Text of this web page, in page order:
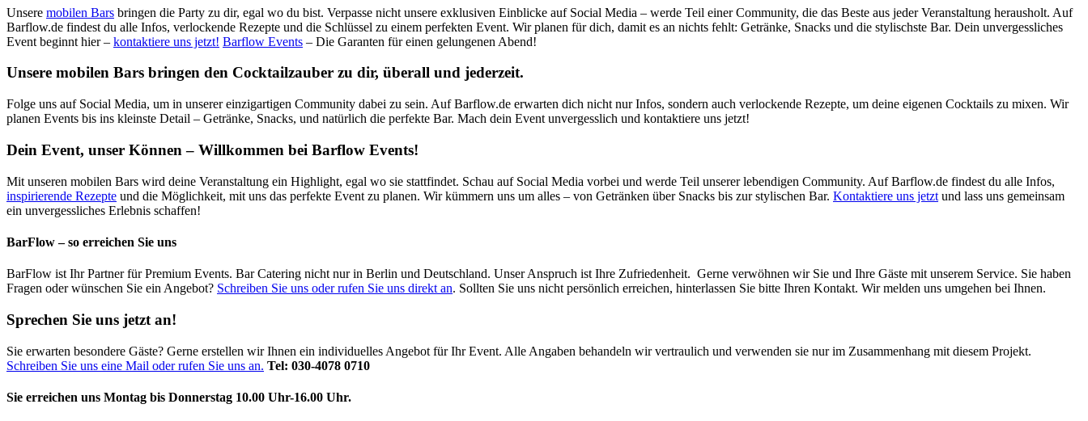
Unsere mobilen Bars bringen die Party zu dir, egal wo du bist. Verpasse nicht unsere exklusiven Einblicke auf Social Media – werde Teil einer Community, die das Beste aus jeder Veranstaltung herausholt. Auf
Barflow.de findest du alle Infos, verlockende Rezepte und die Schlüssel zu einem perfekten Event. Wir planen für dich, damit es an nichts fehlt: Getränke, Snacks und die stylischste Bar. Dein unvergessliches
Event beginnt hier – kontaktiere uns jetzt! Barflow Events – Die Garanten für einen gelungenen Abend!
Unsere mobilen Bars bringen den Cocktailzauber zu dir, überall und jederzeit.
Folge uns auf Social Media, um in unserer einzigartigen Community dabei zu sein. Auf Barflow.de erwarten dich nicht nur Infos, sondern auch verlockende Rezepte, um deine eigenen Cocktails zu mixen. Wir
planen Events bis ins kleinste Detail – Getränke, Snacks, und natürlich die perfekte Bar. Mach dein Event unvergesslich und kontaktiere uns jetzt!
Dein Event, unser Können – Willkommen bei Barflow Events!
Mit unseren mobilen Bars wird deine Veranstaltung ein Highlight, egal wo sie stattfindet. Schau auf Social Media vorbei und werde Teil unserer lebendigen Community. Auf Barflow.de findest du alle Infos,
inspirierende Rezepte und die Möglichkeit, mit uns das perfekte Event zu planen. Wir kümmern uns um alles – von Getränken über Snacks bis zur stylischen Bar. Kontaktiere uns jetzt und lass uns gemeinsam
ein unvergessliches Erlebnis schaffen!
BarFlow – so erreichen Sie uns
BarFlow ist Ihr Partner für Premium Events. Bar Catering nicht nur in Berlin und Deutschland. Unser Anspruch ist Ihre Zufriedenheit. Gerne verwöhnen wir Sie und Ihre Gäste mit unserem Service. Sie haben
Fragen oder wünschen Sie ein Angebot? Schreiben Sie uns oder rufen Sie uns direkt an. Sollten Sie uns nicht persönlich erreichen, hinterlassen Sie bitte Ihren Kontakt. Wir melden uns umgehen bei Ihnen.
Sprechen Sie uns jetzt an!
Sie erwarten besondere Gäste? Gerne erstellen wir Ihnen ein individuelles Angebot für Ihr Event. Alle Angaben behandeln wir vertraulich und verwenden sie nur im Zusammenhang mit diesem Projekt.
Schreiben Sie uns eine Mail oder rufen Sie uns an. Tel: 030-4078 0710
Sie erreichen uns Montag bis Donnerstag 10.00 Uhr-16.00 Uhr.